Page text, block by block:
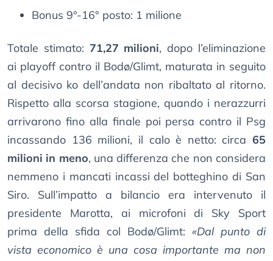
Bonus 9°-16° posto: 1 milione
Totale stimato: 71,27 milioni, dopo l’eliminazione
ai playoff contro il Bodø/Glimt, maturata in seguito
al decisivo ko dell’andata non ribaltato al ritorno.
Rispetto alla scorsa stagione, quando i nerazzurri
arrivarono fino alla finale poi persa contro il Psg
incassando 136 milioni, il calo è netto: circa 65
milioni in meno, una differenza che non considera
nemmeno i mancati incassi del botteghino di San
Siro. Sull’impatto a bilancio era intervenuto il
presidente Marotta, ai microfoni di Sky Sport
prima della sfida col Bodø/Glimt: «Dal punto di
vista economico è una cosa importante ma non